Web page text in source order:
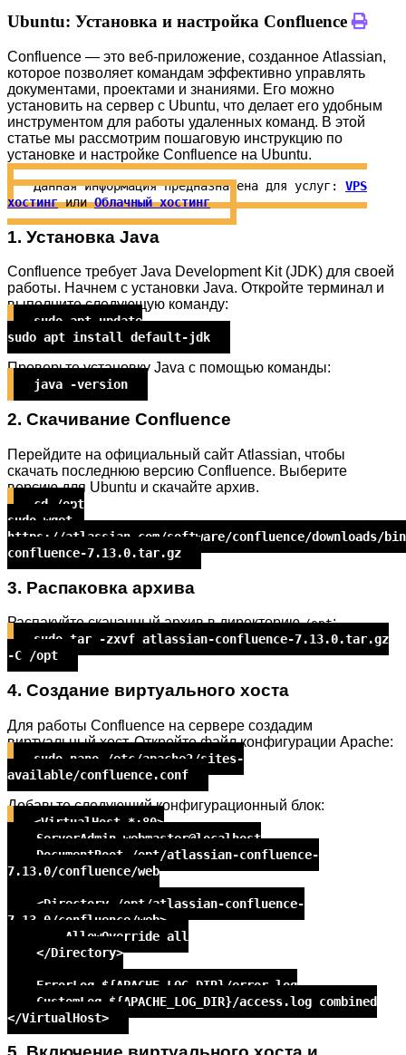
Ubuntu: Установка и настройка Confluence
Confluence — это веб-приложение, созданное Atlassian,
которое позволяет командам эффективно управлять
документами, проектами и знаниями. Его можно
установить на сервер с Ubuntu, что делает его удобным
инструментом для работы удаленных команд. В этой
статье мы рассмотрим пошаговую инструкцию по
установке и настройке Confluence на Ubuntu.
Данная информация предназначена для услуг: VPS
хостингилиОблачный хостинг
1. Установка Java
Confluence требует Java Development Kit (JDK) для своей
работы. Начнем с установки Java. Откройте терминал и
выполните следующую команду:
sudo apt update
sudo apt install default-jdk
Проверьте установку Java с помощью команды:
java -version
2. Скачивание Confluence
Перейдите на официальный сайт Atlassian, чтобы
скачать последнюю версию Confluence. Выберите
версию для Ubuntu и скачайте архив.
cd /opt
sudo wget
https://atlassian.com/software/confluence/downloads/
confluence-7.13.0.tar.gz
3. Распаковка архива
Распакуйте скачанный архив в директорию/opt:
sudo tar -zxvf atlassian-confluence-7.13.0.tar.gz
-C /opt
4. Создание виртуального хоста
Для работы Confluence на сервере создадим
виртуальный хост. Откройте файл конфигурации Apache:
sudo nano /etc/apache2/sites-
available/confluence.conf
Добавьте следующий конфигурационный блок:
<VirtualHost *:80>
ServerAdmin webmaster@localhost
DocumentRoot /opt/atlassian-confluence-
7.13.0/confluence/web
<Directory /opt/atlassian-confluence-
7.13.0/confluence/web>
AllowOverride all
</Directory>
ErrorLog ${APACHE_LOG_DIR}/error.log
CustomLog ${APACHE_LOG_DIR}/access.log combined
</VirtualHost>